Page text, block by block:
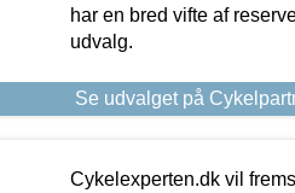
har en bred vifte af
udvalg.
Se udvalget på
Cykelexperten.dk vil